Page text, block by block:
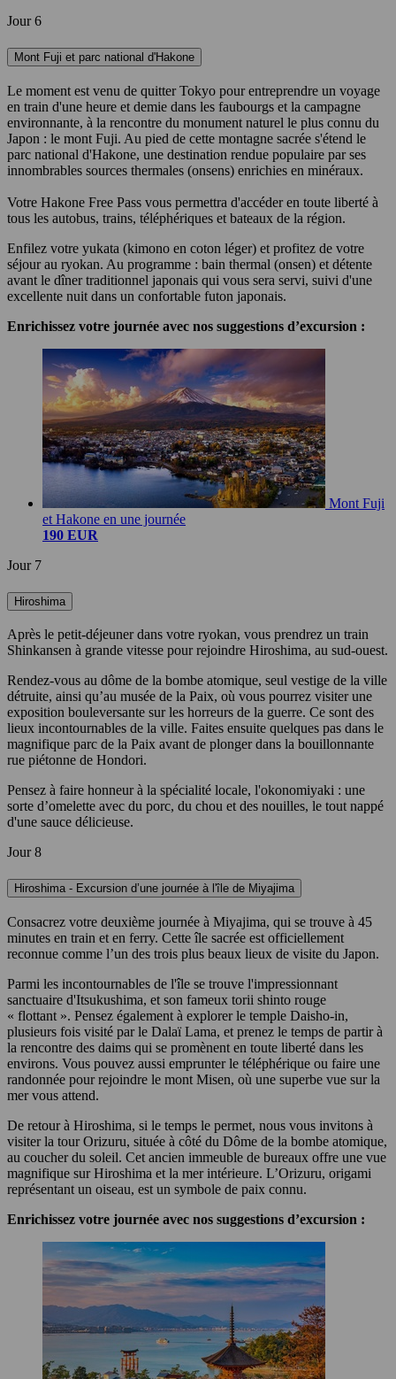
Jour 6
Mont Fuji et parc national d'Hakone
Le moment est venu de quitter Tokyo pour entreprendre un voyage
en train d'une heure et demie dans les faubourgs et la campagne
environnante, à la rencontre du monument naturel le plus connu du
Japon : le mont Fuji. Au pied de cette montagne sacrée s'étend le
parc national d'Hakone, une destination rendue populaire par ses
innombrables sources thermales (onsens) enrichies en minéraux.
Votre Hakone Free Pass vous permettra d'accéder en toute liberté à
tous les autobus, trains, téléphériques et bateaux de la région.
Enfilez votre yukata (kimono en coton léger) et profitez de votre
séjour au ryokan. Au programme : bain thermal (onsen) et détente
avant le dîner traditionnel japonais qui vous sera servi, suivi d'une
excellente nuit dans un confortable futon japonais.
Enrichissez votre journée avec nos suggestions d’excursion :
Mont Fuji
et Hakone en une journée
190 EUR
Jour 7
Hiroshima
Après le petit-déjeuner dans votre ryokan, vous prendrez un train
Shinkansen à grande vitesse pour rejoindre Hiroshima, au sud-ouest.
Rendez-vous au dôme de la bombe atomique, seul vestige de la ville
détruite, ainsi qu’au musée de la Paix, où vous pourrez visiter une
exposition bouleversante sur les horreurs de la guerre. Ce sont des
lieux incontournables de la ville. Faites ensuite quelques pas dans le
magnifique parc de la Paix avant de plonger dans la bouillonnante
rue piétonne de Hondori.
Pensez à faire honneur à la spécialité locale, l'okonomiyaki : une
sorte d’omelette avec du porc, du chou et des nouilles, le tout nappé
d'une sauce délicieuse.
Jour 8
Hiroshima - Excursion d’une journée à l'île de Miyajima
Consacrez votre deuxième journée à Miyajima, qui se trouve à 45
minutes en train et en ferry. Cette île sacrée est officiellement
reconnue comme l’un des trois plus beaux lieux de visite du Japon.
Parmi les incontournables de l'île se trouve l'impressionnant
sanctuaire d'Itsukushima, et son fameux torii shinto rouge
« flottant ». Pensez également à explorer le temple Daisho-in,
plusieurs fois visité par le Dalaï Lama, et prenez le temps de partir à
la rencontre des daims qui se promènent en toute liberté dans les
environs. Vous pouvez aussi emprunter le téléphérique ou faire une
randonnée pour rejoindre le mont Misen, où une superbe vue sur la
mer vous attend.
De retour à Hiroshima, si le temps le permet, nous vous invitons à
visiter la tour Orizuru, située à côté du Dôme de la bombe atomique,
au coucher du soleil. Cet ancien immeuble de bureaux offre une vue
magnifique sur Hiroshima et la mer intérieure. L’Orizuru, origami
représentant un oiseau, est un symbole de paix connu.
Enrichissez votre journée avec nos suggestions d’excursion :